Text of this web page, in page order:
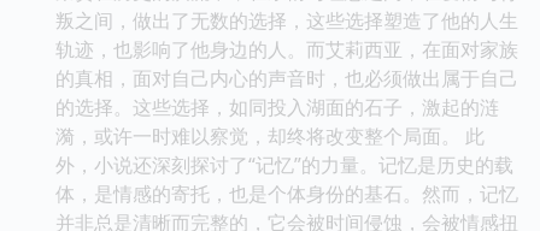
叛之间，做出了无数的选择，这些选择塑造了他的人生
轨迹，也影响了他身边的人。而艾莉西亚，在面对家族
的真相，面对自己内心的声音时，也必须做出属于自己
的选择。这些选择，如同投入湖面的石子，激起的涟
漪，或许一时难以察觉，却终将改变整个局面。 此
外，小说还深刻探讨了“记忆”的力量。记忆是历史的载
体，是情感的寄托，也是个体身份的基石。然而，记忆
并非总是清晰而完整的，它会被时间侵蚀，会被情感扭